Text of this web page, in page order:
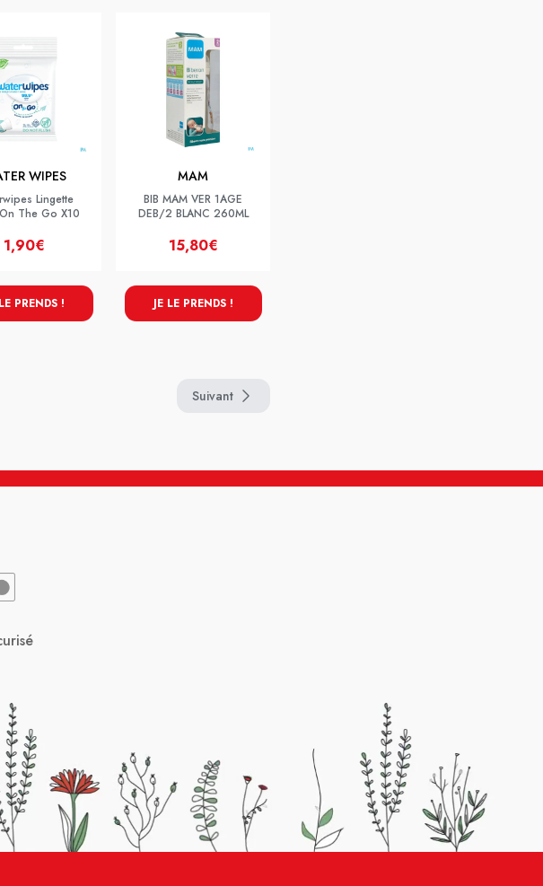
WIPES
Lingette
The Go X10
1,90€
PRENDS !
MAM
BIB MAM VER 1AGE
DEB/2 BLANC 260ML
15,80€
JE LE PRENDS !
Suivant